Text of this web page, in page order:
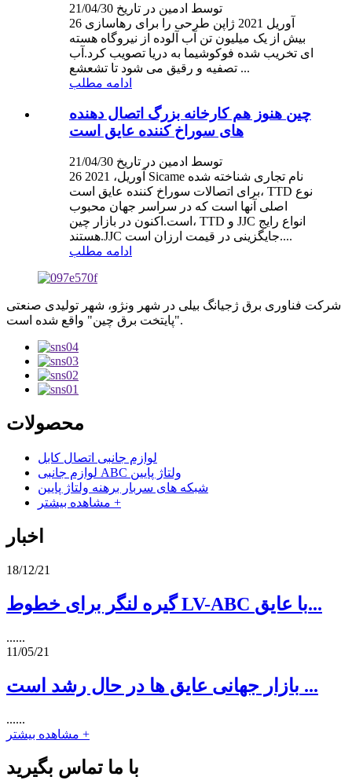
توسط ادمین در تاریخ 21/04/30
26 آوریل 2021 ژاپن طرحی را برای رهاسازی
بیش از یک میلیون تن آب آلوده از نیروگاه هسته
ای تخریب شده فوکوشیما به دریا تصویب کرد.آب
تصفیه و رقیق می شود تا تشعشع ...
ادامه مطلب
چین هنوز هم کارخانه بزرگ اتصال دهنده
های سوراخ کننده عایق است
توسط ادمین در تاریخ 21/04/30
26 آوریل، 2021 Sicame نام تجاری شناخته شده
برای اتصالات سوراخ کننده عایق است، TTD نوع
اصلی آنها است که در سراسر جهان محبوب
است.اکنون در بازار چین، TTD و JJC انواع رایج
هستند.JJC جایگزینی در قیمت ارزان است....
ادامه مطلب
شرکت فناوری برق ژجیانگ بیلی در شهر ونژو، شهر تولیدی صنعتی
"پایتخت برق چین" واقع شده است.
محصولات
لوازم جانبی اتصال کابل
لوازم جانبی ABC ولتاژ پایین
شبکه های سربار برهنه ولتاژ پایین
مشاهده بیشتر +
اخبار
18/12/21
گیره لنگر برای خطوط LV-ABC با عایق...
......
11/05/21
بازار جهانی عایق ها در حال رشد است ...
......
مشاهده بیشتر +
با ما تماس بگیرید